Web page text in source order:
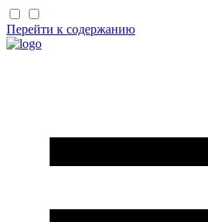
Перейти к содержанию